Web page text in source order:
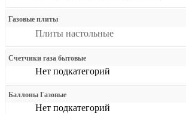
Газовые плиты
Плиты настольные
Счетчики газа бытовые
Нет подкатегорий
Баллоны Газовые
Нет подкатегорий